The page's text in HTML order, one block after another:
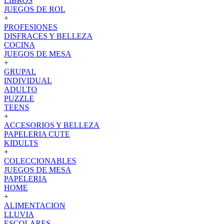
JUEGOS DE ROL
+
PROFESIONES
DISFRACES Y BELLEZA
COCINA
JUEGOS DE MESA
+
GRUPAL
INDIVIDUAL
ADULTO
PUZZLE
TEENS
+
ACCESORIOS Y BELLEZA
PAPELERIA CUTE
KIDULTS
+
COLECCIONABLES
JUEGOS DE MESA
PAPELERIA
HOME
+
ALIMENTACION
LLUVIA